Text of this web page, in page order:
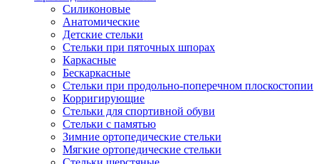
Силиконовые
Анатомические
Детские стельки
Стельки при пяточных шпорах
Каркасные
Бескаркасные
Стельки при продольно-поперечном плоскостопии
Корригирующие
Стельки для спортивной обуви
Стельки с памятью
Зимние ортопедические стельки
Мягкие ортопедические стельки